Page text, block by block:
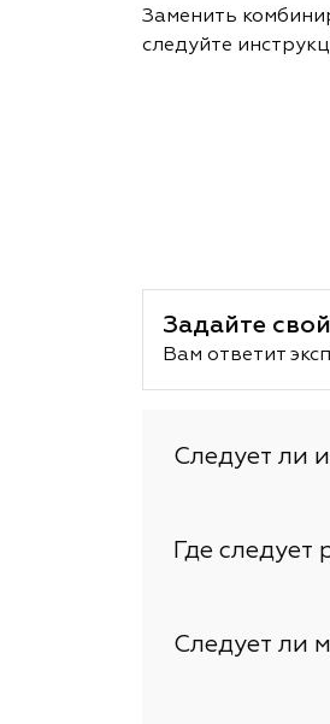
Заменить
следуйте
Задайте
Вам ответит
Следует ли
Где следует
Следует ли